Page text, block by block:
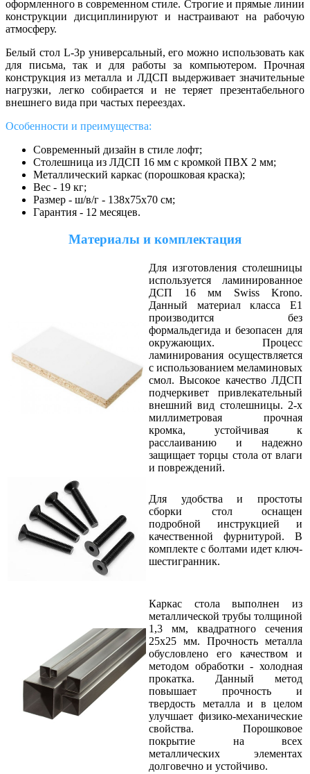
оформленного в современном стиле. Строгие и прямые линии
конструкции дисциплинируют и настраивают на рабочую
атмосферу.
Белый стол L-3p универсальный, его можно использовать как
для письма, так и для работы за компьютером. Прочная
конструкция из металла и ЛДСП выдерживает значительные
нагрузки, легко собирается и не теряет презентабельного
внешнего вида при частых переездах.
Особенности и преимущества:
Современный дизайн в стиле лофт;
Столешница из ЛДСП 16 мм с кромкой ПВХ 2 мм;
Металлический каркас (порошковая краска);
Вес - 19 кг;
Размер - ш/в/г - 138х75х70 см;
Гарантия - 12 месяцев.
Материалы и комплектация
Для изготовления столешницы
используется ламинированное
ДСП 16 мм Swiss Krono.
Данный материал класса Е1
производится без
формальдегида и безопасен для
окружающих. Процесс
ламинирования осуществляется
с использованием меламиновых
смол. Высокое качество ЛДСП
подчеркивет привлекательный
внешний вид столешницы. 2-х
миллиметровая прочная
кромка, устойчивая к
расслаиванию и надежно
защищает торцы стола от влаги
и повреждений.
Для удобства и простоты
сборки стол оснащен
подробной инструкцией и
качественной фурнитурой. В
комплекте с болтами идет ключ-
шестигранник.
Каркас стола выполнен из
металлической трубы толщиной
1,3 мм, квадратного сечения
25х25 мм. Прочность металла
обусловлено его качеством и
методом обработки - холодная
прокатка. Данный метод
повышает прочность и
твердость металла и в целом
улучшает физико-механические
свойства. Порошковое
покрытие на всех
металлических элементах
долговечно и устойчиво.